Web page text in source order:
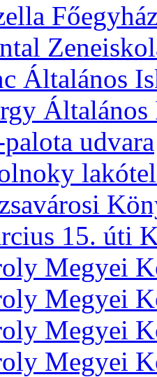
Általános
Általános
udvara
15. úti
Megyei
Megyei
Megyei
Megyei